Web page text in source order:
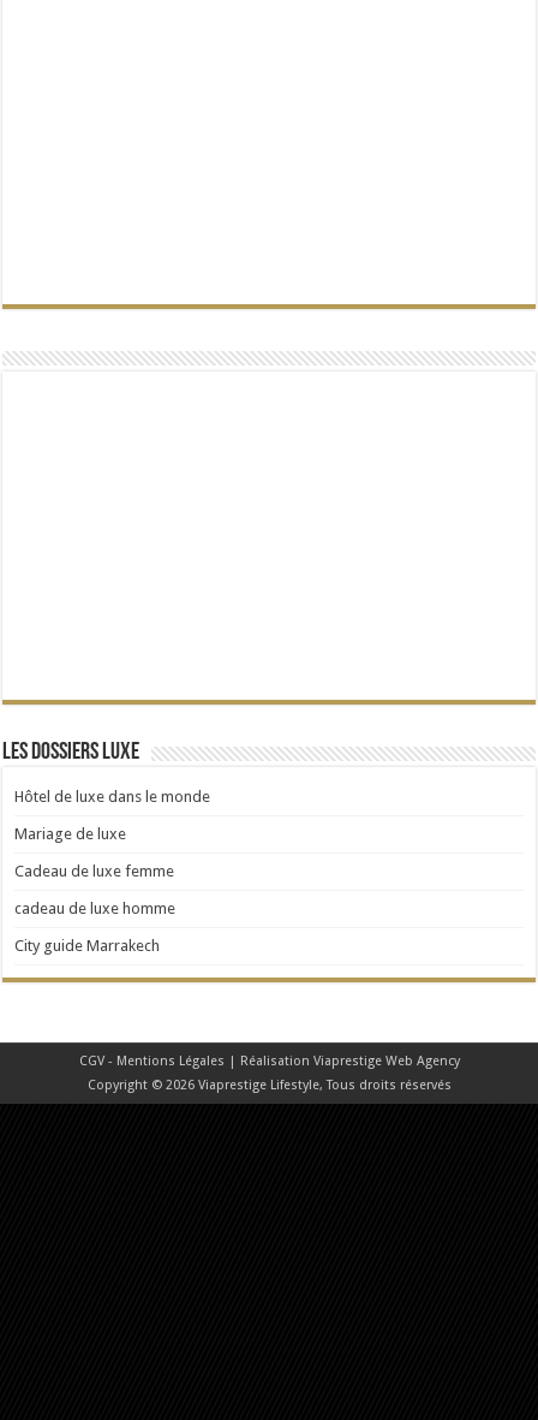
Les dossiers Luxe
Hôtel de luxe dans le monde
Mariage de luxe
Cadeau de luxe femme
cadeau de luxe homme
City guide Marrakech
CGV - Mentions Légales | Réalisation Viaprestige Web Agency
Copyright © 2026 Viaprestige Lifestyle, Tous droits réservés